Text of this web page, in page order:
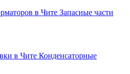
Запасные части
Конденсаторные